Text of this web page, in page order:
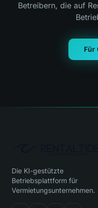
Betreibern, die auf
Für
Die KI-gestützte
Betriebsplattform für
Vermietungsunternehmen.